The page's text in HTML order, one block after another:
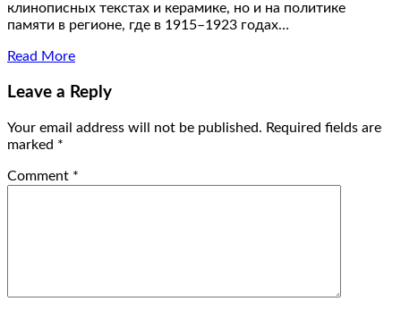
клинописных текстах и керамике, но и на политике
памяти в регионе, где в 1915–1923 годах…
Read More
Leave a Reply
Your email address will not be published. Required fields are
marked *
Comment *